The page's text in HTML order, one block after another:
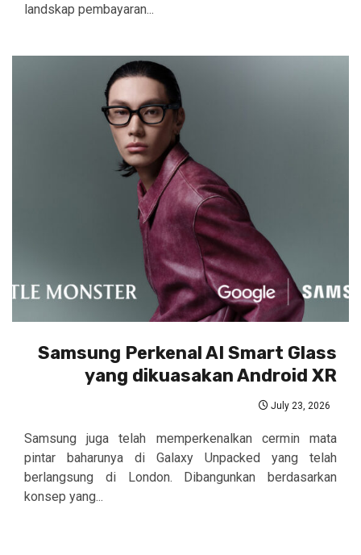
landskap pembayaran...
Samsung Perkenal AI Smart Glass
yang dikuasakan Android XR
July 23, 2026
Samsung juga telah memperkenalkan cermin mata
pintar baharunya di Galaxy Unpacked yang telah
berlangsung di London. Dibangunkan berdasarkan
konsep yang...